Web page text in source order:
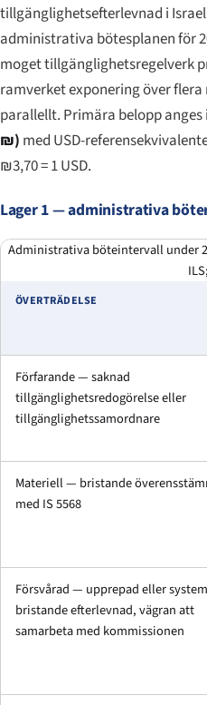
tillgänglighetsefterlev­nad i
administrativa bötesplanen för
moget tillgänglighetsregelverk
ramverket exponering över
parallellt. Primära belopp anges i
₪) med USD-
₪3,70 = 1 USD.
Lager 1 — administrativa
Administrativa böteintervall under
ÖVERTRÄDELSE
Förfarande — saknad
tillgänglighetsredogörelse eller
tillgänglighetssamordnare
Materiell — bristande
med IS 5568
Försvårad — upprepad eller
bristande efterlevnad, vägran att
samarbeta med kommissionen